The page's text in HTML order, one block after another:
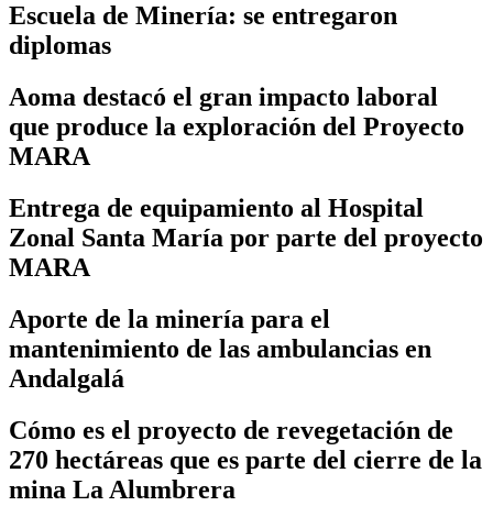
Escuela de Minería: se entregaron
diplomas
Aoma destacó el gran impacto laboral
que produce la exploración del Proyecto
MARA
Entrega de equipamiento al Hospital
Zonal Santa María por parte del proyecto
MARA
Aporte de la minería para el
mantenimiento de las ambulancias en
Andalgalá
Cómo es el proyecto de revegetación de
270 hectáreas que es parte del cierre de la
mina La Alumbrera